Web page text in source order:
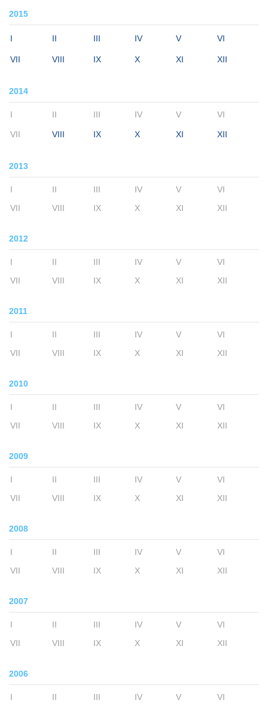
2015
I II III IV V VI
VII VIII IX X XI XII
2014
I II III IV V VI
VII VIII IX X XI XII
2013
I II III IV V
VI
VII
VIII IX X XI XII
2012
I II III IV V
VI
VII
VIII IX X XI XII
2011
I II III IV V
VI
VII
VIII IX X XI XII
2010
I II III IV V
VI
VII
VIII IX X XI XII
2009
I II III IV V
VI
VII
VIII IX X XI XII
2008
I II III IV V
VI
VII
VIII IX X XI XII
2007
I II III IV V
VI
VII
VIII IX X XI XII
2006
I II III IV V
VI